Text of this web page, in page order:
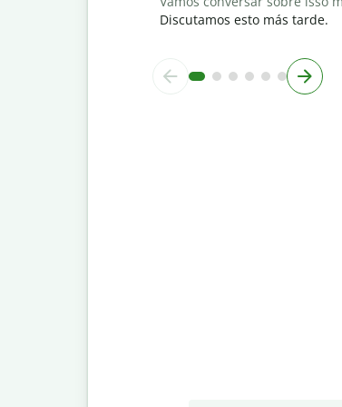
Discutamos esto más tarde.